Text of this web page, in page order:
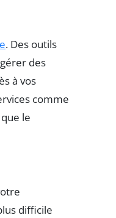
. Des outils
des
à vos
comme
le
difficile